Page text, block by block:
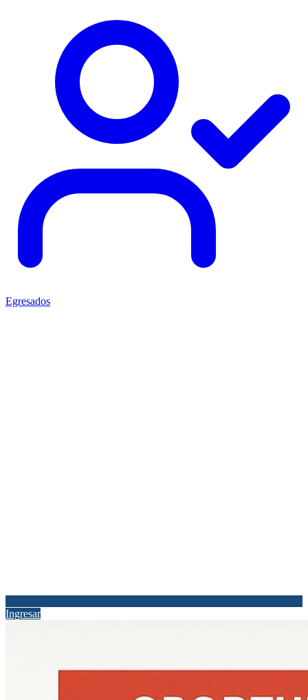
Egresados
Ingresar